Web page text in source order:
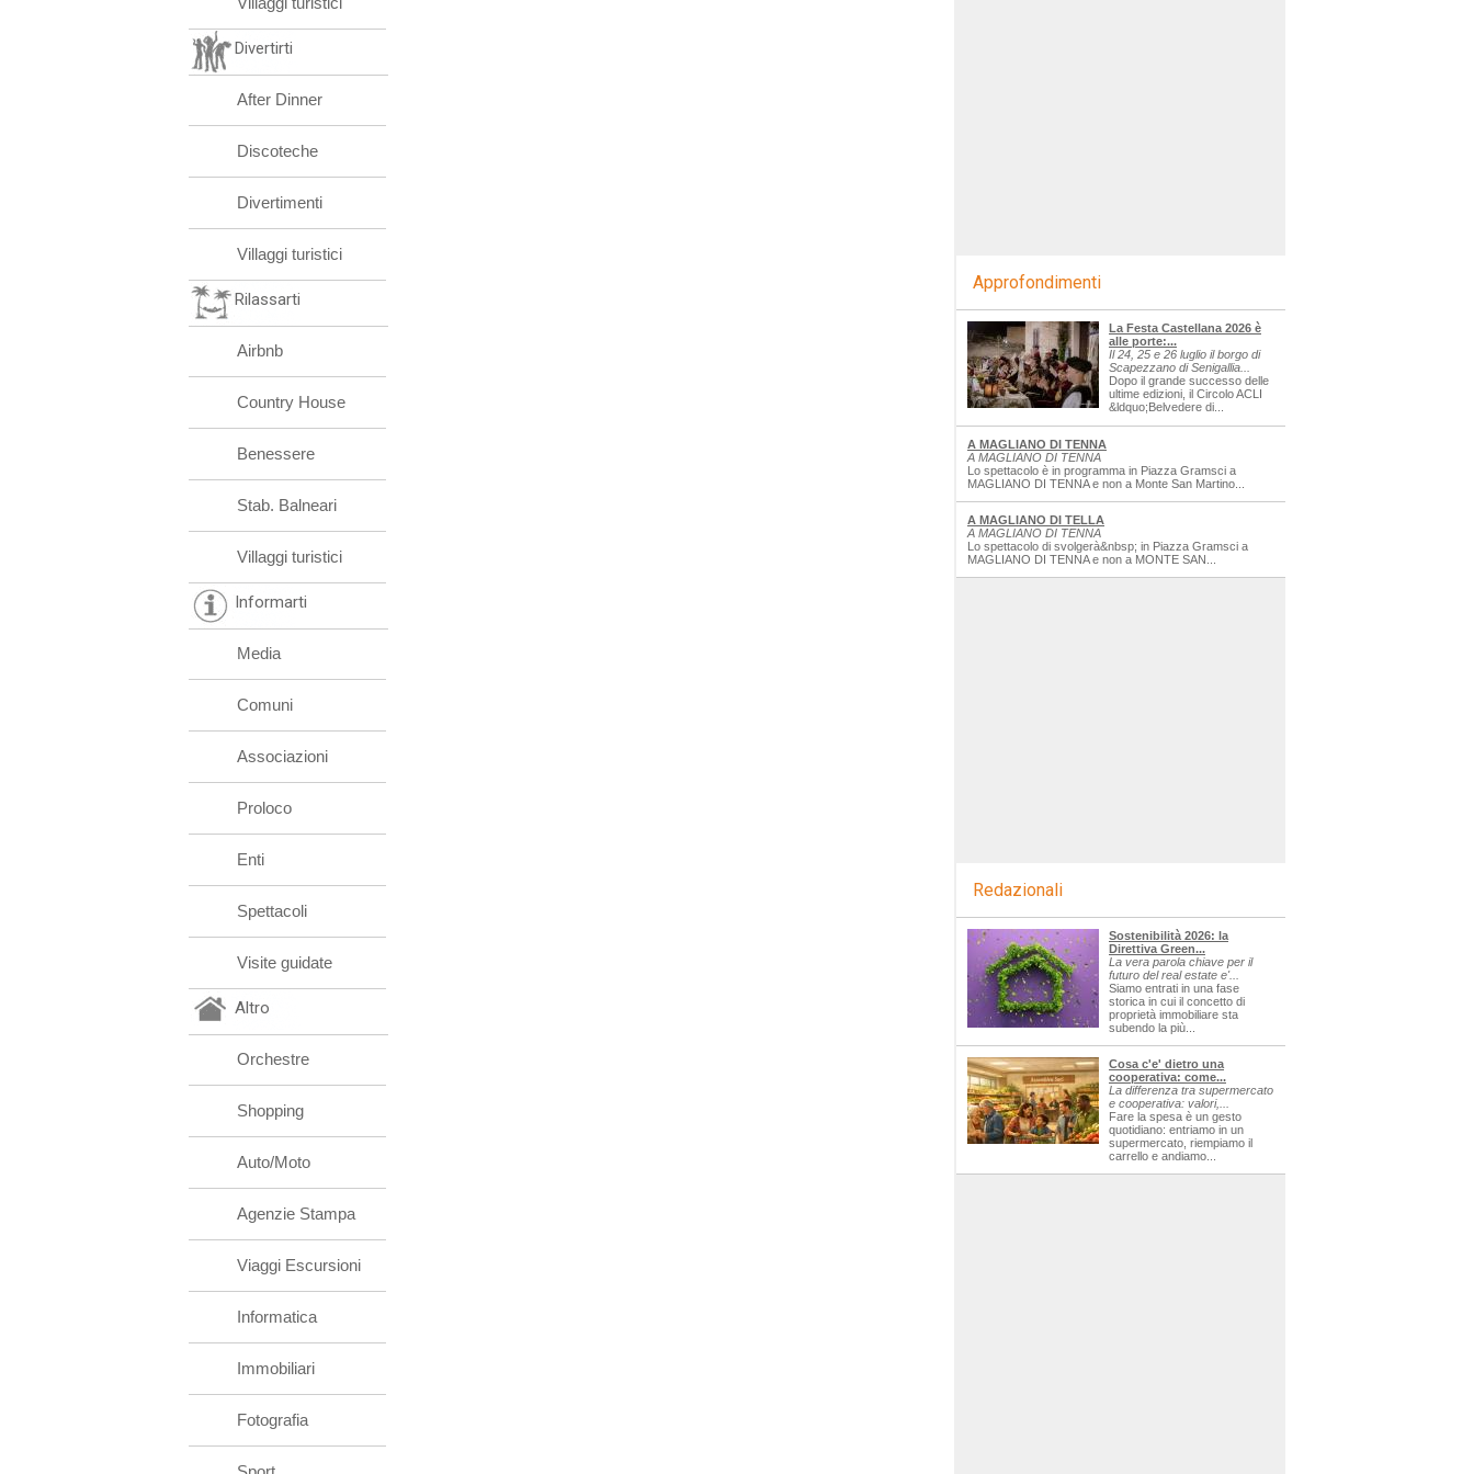
Divertirti
After Dinner
Discoteche
Divertimenti
Villaggi turistici
Rilassarti
Airbnb
Country House
Benessere
Stab. Balneari
Villaggi turistici
Informarti
Media
Comuni
Associazioni
Proloco
Enti
Spettacoli
Visite guidate
Altro
Orchestre
Shopping
Auto/Moto
Agenzie Stampa
Viaggi Escursioni
Informatica
Immobiliari
Fotografia
Approfondimenti
La Festa Castellana 2026 è
alle porte:...
Il 24, 25 e 26 luglio il borgo di
Scapezzano di Senigallia...
Dopo il grande successo delle
ultime edizioni, il Circolo ACLI
&ldquo;Belvedere di...
A MAGLIANO DI TENNA
A MAGLIANO DI TENNA
Lo spettacolo è in programma in Piazza Gramsci a
MAGLIANO DI TENNA e non a Monte San Martino...
A MAGLIANO DI TELLA
A MAGLIANO DI TENNA
Lo spettacolo di svolgerà&nbsp; in Piazza Gramsci a
MAGLIANO DI TENNA e non a MONTE SAN...
Redazionali
Sostenibilità 2026: la
Direttiva Green...
La vera parola chiave per il
futuro del real estate e'...
Siamo entrati in una fase
storica in cui il concetto di
proprietà immobiliare sta
subendo la più...
Cosa c'e' dietro una
cooperativa: come...
La differenza tra supermercato
e cooperativa: valori,...
Fare la spesa è un gesto
quotidiano: entriamo in un
supermercato, riempiamo il
carrello e andiamo...